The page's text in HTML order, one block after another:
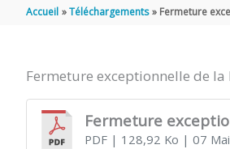
Accueil Téléchargements Fermeture
Fermeture exceptionnelle de
Fermeture
PDF| 128,92 Ko | 07